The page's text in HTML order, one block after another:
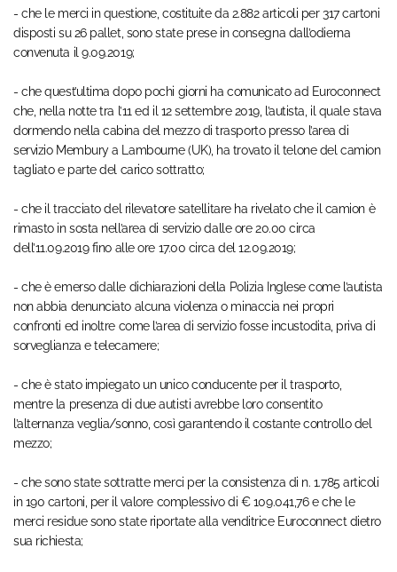
- che le merci in questione, costituite da 2.882 articoli per 317 cartoni
disposti su 26 pallet, sono state prese in consegna dall’odierna
convenuta il 9.09.2019;
- che quest’ultima dopo pochi giorni ha comunicato ad Euroconnect
che, nella notte tra l’11 ed il 12 settembre 2019, l’autista, il quale stava
dormendo nella cabina del mezzo di trasporto presso l’area di
servizio Membury a Lambourne (UK), ha trovato il telone del camion
tagliato e parte del carico sottratto;
- che il tracciato del rilevatore satellitare ha rivelato che il camion è
rimasto in sosta nell’area di servizio dalle ore 20.00 circa
dell’11.09.2019 fino alle ore 17.00 circa del 12.09.2019;
- che è emerso dalle dichiarazioni della Polizia Inglese come l’autista
non abbia denunciato alcuna violenza o minaccia nei propri
confronti ed inoltre come l’area di servizio fosse incustodita, priva di
sorveglianza e telecamere;
- che è stato impiegato un unico conducente per il trasporto,
mentre la presenza di due autisti avrebbe loro consentito
l’alternanza veglia/sonno, così garantendo il costante controllo del
mezzo;
- che sono state sottratte merci per la consistenza di n. 1.785 articoli
in 190 cartoni, per il valore complessivo di € 109.041,76 e che le
merci residue sono state riportate alla venditrice Euroconnect dietro
sua richiesta;